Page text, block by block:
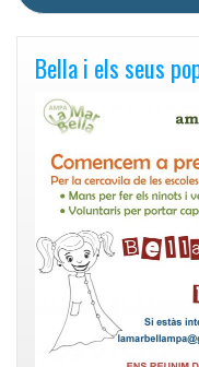
Bella i els seus